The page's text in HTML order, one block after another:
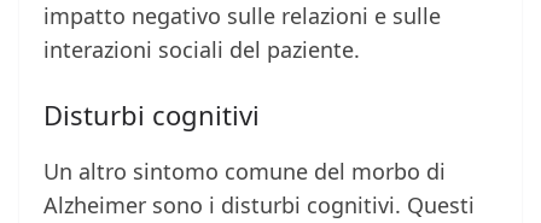
impatto negativo sulle relazioni e sulle
interazioni sociali del paziente.
Disturbi cognitivi
Un altro sintomo comune del morbo di
Alzheimer sono i disturbi cognitivi. Questi